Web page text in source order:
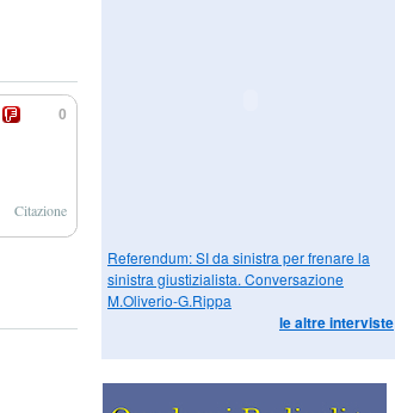
0
Citazione
Referendum: SI da sinistra per frenare la
sinistra giustizialista. Conversazione
M.Oliverio-G.Rippa
le altre interviste